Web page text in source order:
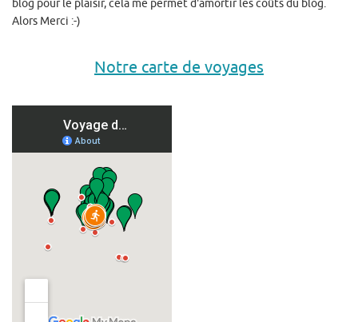
blog pour le plaisir, cela me permet d'amortir les coûts du blog.
Alors Merci :-)
Notre carte de voyages